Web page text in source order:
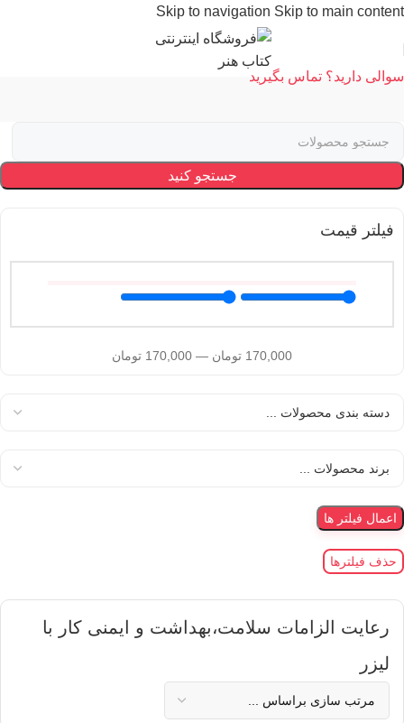
Skip to navigation Skip to main content
سوالی دارید؟ تماس بگیرید
جستجو کنید
فیلتر قیمت
170,000 تومان —
170,000 تومان
اعمال فیلتر ها
حذف فیلترها
رعایت الزامات سلامت،بهداشت و ایمنی کار با
لیزر